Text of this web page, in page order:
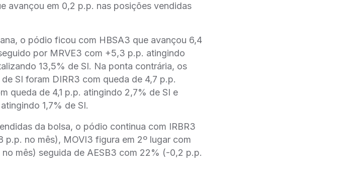
avançou em 0,2 p.p. nas posições vendidas
o pódio ficou com HBSA3 que avançou 6,4
por MRVE3 com +5,3 p.p. atingindo
13,5% de SI. Na ponta contrária, os
SI foram DIRR3 com queda de 4,7 p.p.
queda de 4,1 p.p. atingindo 2,7% de SI e
1,7% de SI.
da bolsa, o pódio continua com IRBR3
no mês), MOVI3 figura em 2º lugar com
mês) seguida de AESB3 com 22% (-0,2 p.p.